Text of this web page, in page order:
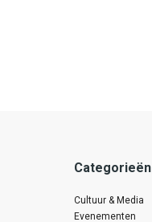
Categorieën
Cultuur & Media
Evenementen